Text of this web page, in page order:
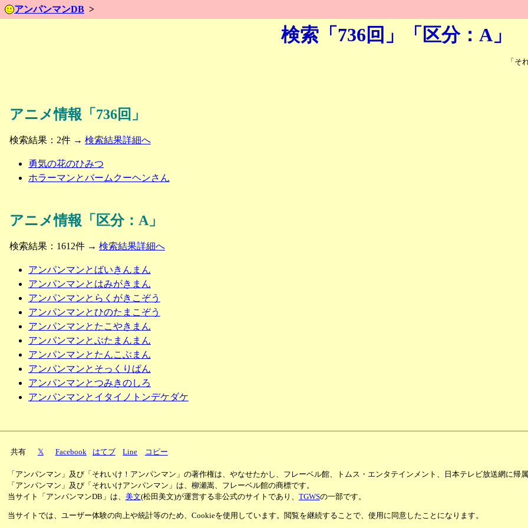
アンパンマンDB
検索「736回」「区分：A」
「そ
アニメ情報「736回」
検索結果：2件 → 検索結果詳細へ
勇気の花のひみつ
ホラーマンとバームクーヘンさん
アニメ情報「区分：A」
検索結果：1612件 → 検索結果詳細へ
アンパンマンとばいきんまん
アンパンマンとはみがきまん
アンパンマンとらくがきこぞう
アンパンマンとひのたまこぞう
アンパンマンとたこやきまん
アンパンマンとぶたまんまん
アンパンマンとたんこぶまん
アンパンマンとそっくりぱん
アンパンマンとつみきのしろ
アンパンマンとイタイノトンデケダケ
共有 𝕏 Facebook はてブ Line コピー
「アンパンマン」及び「それいけ！アンパンマン」の著作権は、やなせたかし、フレーベル館、トムス・エンタテインメント、日本テレビ放送網に帰属
「アンパンマン」及び「それいけアンパンマン」は、柳瀬嵩、フレーベル館の商標です。
当サイト「アンパンマンDB」は、 美文(松田美文)が運営する非公式のサイトであり、 TGWSの一部です。
当サイトでは、ユーザー体験の向上や統計等のため、Cookieを使用しています。閲覧を継続することで、使用に同意したことになります。